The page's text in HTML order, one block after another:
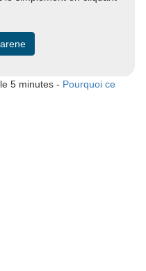
5 minutes - Pourquoi ce